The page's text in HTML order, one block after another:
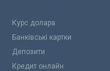
Курс долара
Банківські картки
Депозити
Кредит онлайн